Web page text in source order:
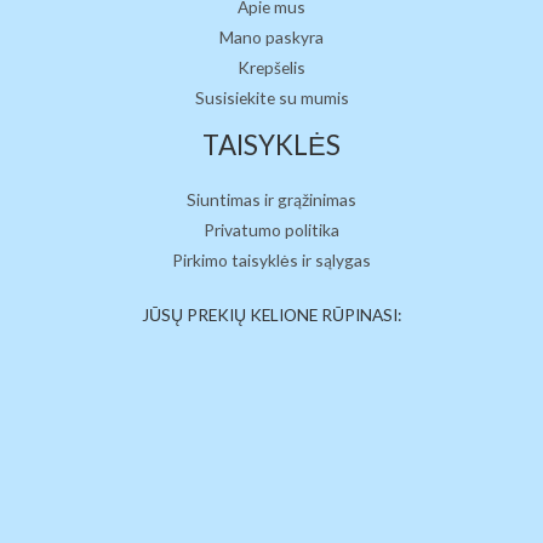
Apie mus
Mano paskyra
Krepšelis
Susisiekite su mumis
TAISYKLĖS
Siuntimas ir grąžinimas
Privatumo politika
Pirkimo taisyklės ir sąlygas
JŪSŲ PREKIŲ KELIONE RŪPINASI: